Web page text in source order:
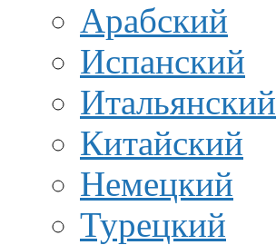
Арабский
Испанский
Итальянский
Китайский
Немецкий
Турецкий